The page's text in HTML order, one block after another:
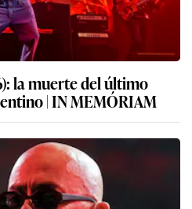
la muerte del último
| IN MEMÓRIAM